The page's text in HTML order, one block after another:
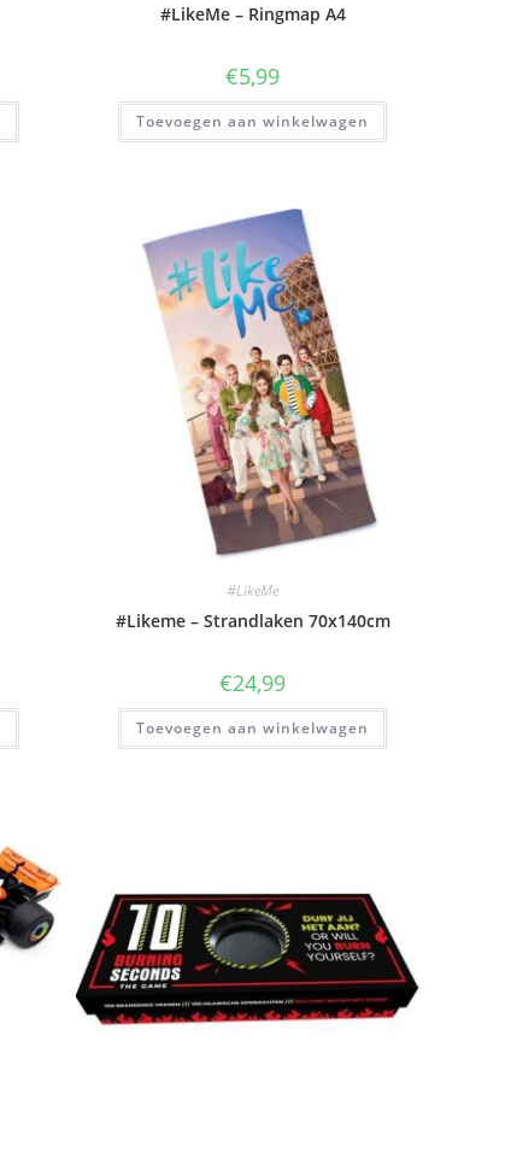
#LikeMe – Ringmap A4
€5,99
Toevoegen aan winkelwagen
#LikeMe
#Likeme – Strandlaken 70x140cm
€24,99
Toevoegen aan winkelwagen